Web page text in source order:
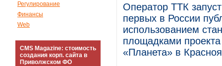
Регулирование
Финансы
Web
CMS Magazine: стоимость
создания корп. сайта в
Приволжском ФО
Оператор ТТК
первых в России
использованием
площадками
«Планета» в